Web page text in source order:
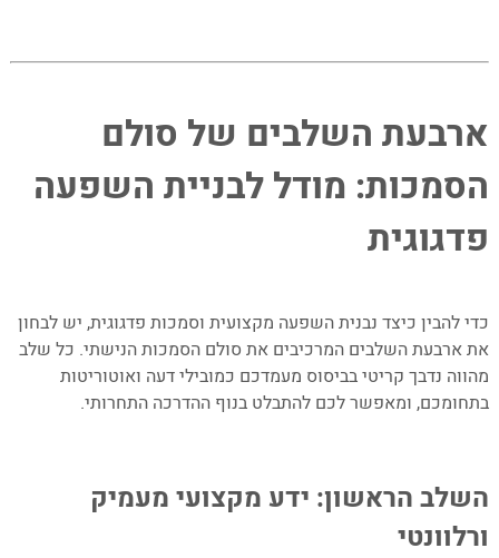
12. השלב השלישי: הצגת עדויות והוכחות
13. השלב הרביעי: מחקר מקורי ותובנות בלעדיות
כמנחה?
בכיתה המודרנית?
17. אילו כלים טכנולוגיים מומלצים לשיפור
ההדרכה?
18. מדיניות הפרטיות
ארבעת השלבים של סולם
הסמכות: מודל לבניית השפעה
פדגוגית
כדי להבין כיצד נבנית השפעה מקצועית וסמכות פדגוגית, יש לבחון
את ארבעת השלבים המרכיבים את סולם הסמכות הנישתי. כל שלב
מהווה נדבך קריטי בביסוס מעמדכם כמובילי דעה ואוטוריטות
בתחומכם, ומאפשר לכם להתבלט בנוף ההדרכה התחרותי.
השלב הראשון: ידע מקצועי מעמיק
ורלוונטי